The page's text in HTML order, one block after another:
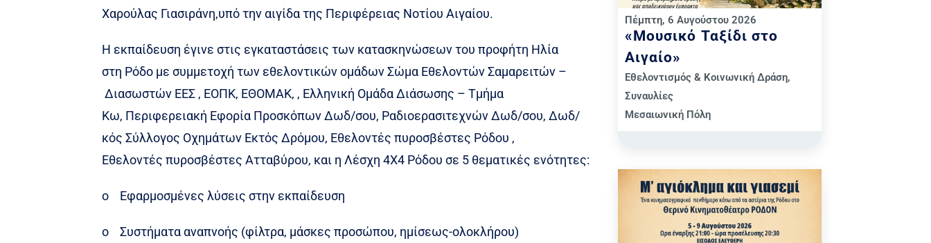
Χαρούλας Γιασιράνη,υπό την αιγίδα της Περιφέρειας Νοτίου Αιγαίου.
Η εκπαίδευση έγινε στις εγκαταστάσεις των κατασκηνώσεων του προφήτη Ηλία
στη Ρόδο με συμμετοχή των εθελοντικών ομάδων Σώμα Εθελοντών Σαμαρειτών –
Διασωστών ΕΕΣ , ΕΟΠΚ, ΕΘΟΜΑΚ, , Ελληνική Ομάδα Διάσωσης – Τμήμα
Κω, Περιφερειακή Εφορία Προσκόπων Δωδ/σου, Ραδιοερασιτεχνών Δωδ/σου, Δωδ/
κός Σύλλογος Οχημάτων Εκτός Δρόμου, Εθελοντές πυροσβέστες Ρόδου ,
Εθελοντές πυροσβέστες Ατταβύρου, και η Λέσχη 4Χ4 Ρόδου σε 5 θεματικές ενότητες:
o Εφαρμοσμένες λύσεις στην εκπαίδευση
o Συστήματα αναπνοής (φίλτρα, μάσκες προσώπου, ημίσεως-ολοκλήρου)
Πέμπτη, 6 Αυγούστου 2026
«Μουσικό Ταξίδι στο
Αιγαίο»
Εθελοντισμός & Κοινωνική Δράση,
Συναυλίες
Μεσαιωνική Πόλη